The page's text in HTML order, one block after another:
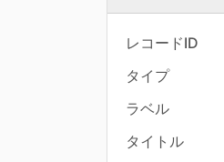
レコードID
タイプ
ラベル
タイトル